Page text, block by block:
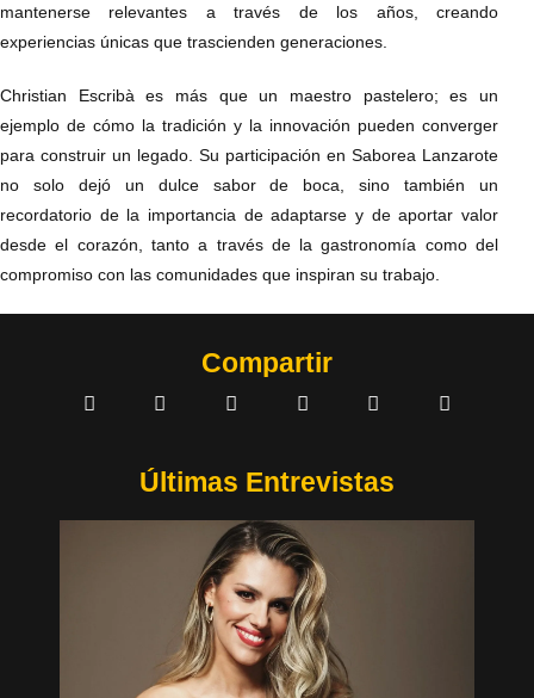
mantenerse relevantes a través de los años, creando
experiencias únicas que trascienden generaciones.
Christian Escribà es más que un maestro pastelero; es un
ejemplo de cómo la tradición y la innovación pueden converger
para construir un legado. Su participación en Saborea Lanzarote
no solo dejó un dulce sabor de boca, sino también un
recordatorio de la importancia de adaptarse y de aportar valor
desde el corazón, tanto a través de la gastronomía como del
compromiso con las comunidades que inspiran su trabajo.
Compartir
Últimas Entrevistas